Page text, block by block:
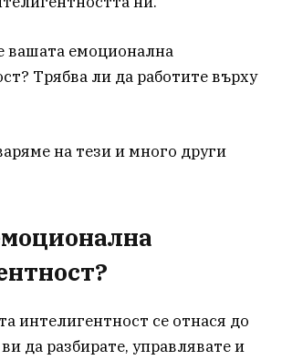
вашата емоционална
Трябва ли да работите върху
на тези и много други
интелигентност се отнася до
да разбирате, управлявате и